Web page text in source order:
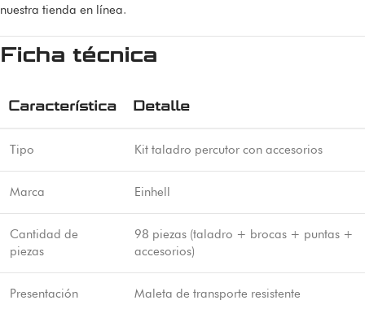
nuestra tienda en línea.
Ficha técnica
Característica Detalle
Tipo Kit taladro percutor con accesorios
Marca Einhell
Cantidad de
piezas
98 piezas (taladro + brocas + puntas +
accesorios)
Presentación Maleta de transporte resistente